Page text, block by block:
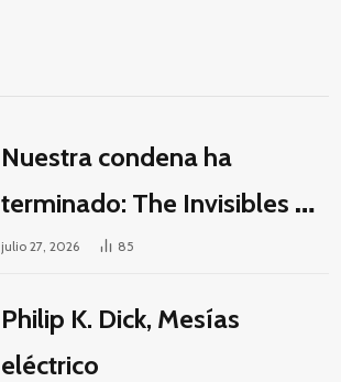
Nuestra condena ha
terminado: The Invisibles y
la guerra por la imaginación
julio 27, 2026 85
Philip K. Dick, Mesías
eléctrico